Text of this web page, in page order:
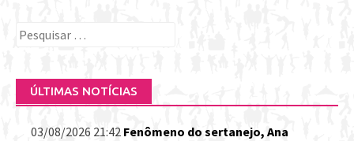
Pesquisar
ÚLTIMAS NOTÍCIAS
03/08/2026 21:42 Fenômeno do sertanejo, Ana